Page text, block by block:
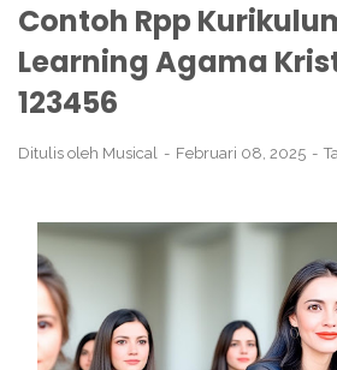
Contoh Rpp
Learning Agama
123456
Ditulis oleh Musical Februari 08, 2025